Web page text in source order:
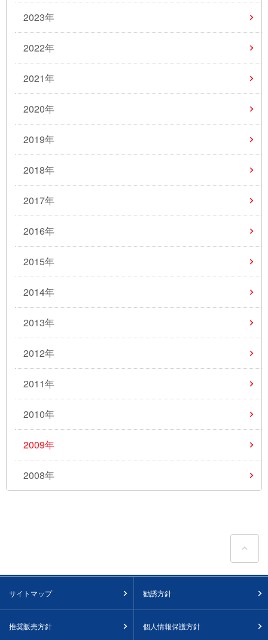
2023年
2022年
2021年
2020年
2019年
2018年
2017年
2016年
2015年
2014年
2013年
2012年
2011年
2010年
2009年
2008年
ペ
サイトマップ 勧誘方針
推奨販売方針 個人情報保護方針